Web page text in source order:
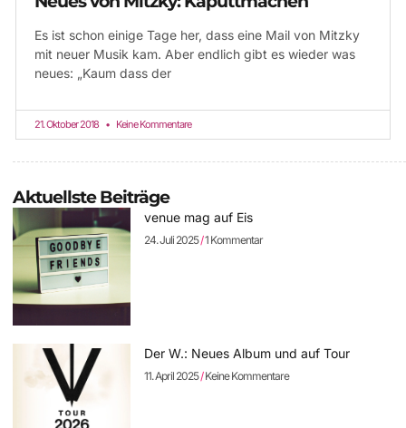
Es ist schon einige Tage her, dass eine Mail von Mitzky
mit neuer Musik kam. Aber endlich gibt es wieder was
neues: „Kaum dass der
21. Oktober 2018 Keine Kommentare
Aktuellste Beiträge
venue mag auf Eis
24. Juli 2025 1 Kommentar
Der W.: Neues Album und auf Tour
11. April 2025 Keine Kommentare